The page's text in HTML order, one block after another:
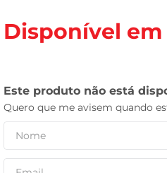
Disponível
leite
tv